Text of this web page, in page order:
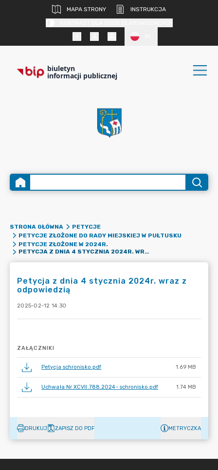
MAPA STRONY
INSTRUKCJA
biuletyn
informacji publicznej
STRONA GŁÓWNA
PETYCJE
PETYCJE ZŁOŻONE DO RADY MIEJSKIEJ W PUŁTUSKU
PETYCJE ZŁOŻONE W 2024R.
PETYCJA Z DNIA 4 STYCZNIA 2024R. WRAZ Z ODPOWIEDZIĄ
Petycja z dnia 4 stycznia 2024r. wraz z
odpowiedzią
2025-02-12 14:30
ZAŁĄCZNIKI
Petycja schronisko.pdf 1.69 MB
Uchwała Nr XCVII.788.2024- schronisko.pdf 1.74 MB
DRUKUJ ZAPISZ DO PDF METRYCZKA